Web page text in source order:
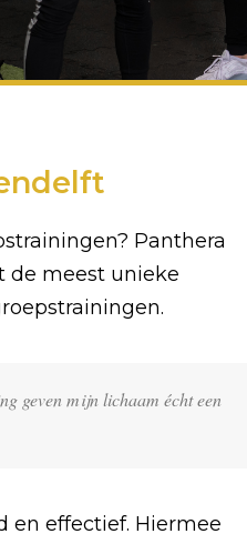
Panthera
de meest unieke
geven mijn lichaam écht een
en effectief. Hiermee